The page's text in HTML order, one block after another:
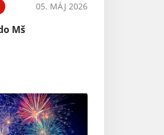
05. MÁJ 2026
Mš